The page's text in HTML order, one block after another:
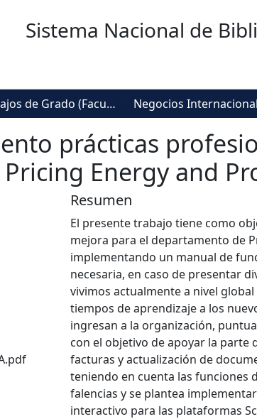
Sistema Nacional de
Trabajos de Grado (Facultad de Negocios, Gestión y Sostenibilidad) Negocios
prácticas
Energy and
Resumen
El presente trabajo tiene como
mejora para el departamento de
implementando un manual de
necesaria, en caso de presentar
vivimos actualmente a nivel global
tiempos de aprendizaje a los
ingresan a la organización,
con el objetivo de apoyar la parte
facturas y actualización de
teniendo en cuenta las funciones
falencias y se plantea
interactivo para las plataformas